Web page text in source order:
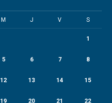
M J V S
1
5 6 7 8
12 13 14 15
19 20 21 22